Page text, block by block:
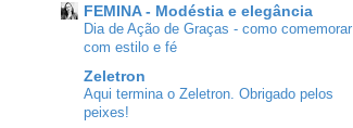
FEMINA - Modéstia e elegância
Dia de Ação de Graças - como comemorar
com estilo e fé
Zeletron
Aqui termina o Zeletron. Obrigado pelos
peixes!